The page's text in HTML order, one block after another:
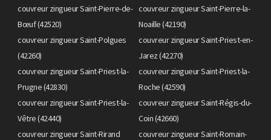
couvreur zingueur Saint-Pierre-de-
Bœuf (42520)
couvreur zingueur Saint-Pierre-la-
Noaille (42190)
couvreur zingueur Saint-Polgues
(42260)
couvreur zingueur Saint-Priest-en-
Jarez (42270)
couvreur zingueur Saint-Priest-la-
Prugne (42830)
couvreur zingueur Saint-Priest-la-
Roche (42590)
couvreur zingueur Saint-Priest-la-
Vêtre (42440)
couvreur zingueur Saint-Régis-du-
Coin (42660)
couvreur zingueur Saint-Rirand
couvreur zingueur Saint-Romain-